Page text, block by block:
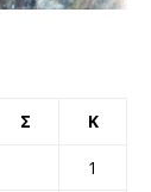
Σ Κ
1